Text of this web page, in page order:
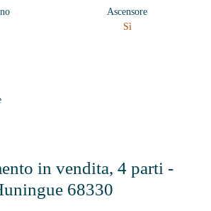
Ascensore
Sì
in vendita, 4 parti -
68330